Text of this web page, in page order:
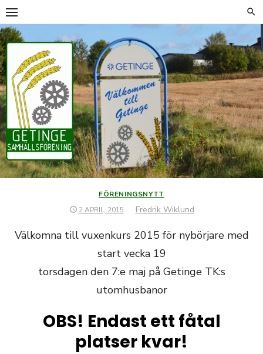
Hoppa
till
innehåll
FÖRENINGSNYTT
PUBLICERAT
2 APRIL, 2015 Författare
Fredrik Wiklund
Välkomna till vuxenkurs 2015 för nybörjare med
start vecka 19
torsdagen den 7:e maj på Getinge TK:s
utomhusbanor
OBS! Endast ett fåtal
platser kvar!